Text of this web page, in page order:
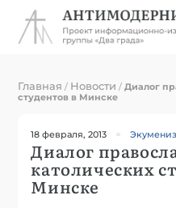
Главная / Новости /Диалог
студентов в Минске
18 февраля, 2013
Диалог
католических
Минске